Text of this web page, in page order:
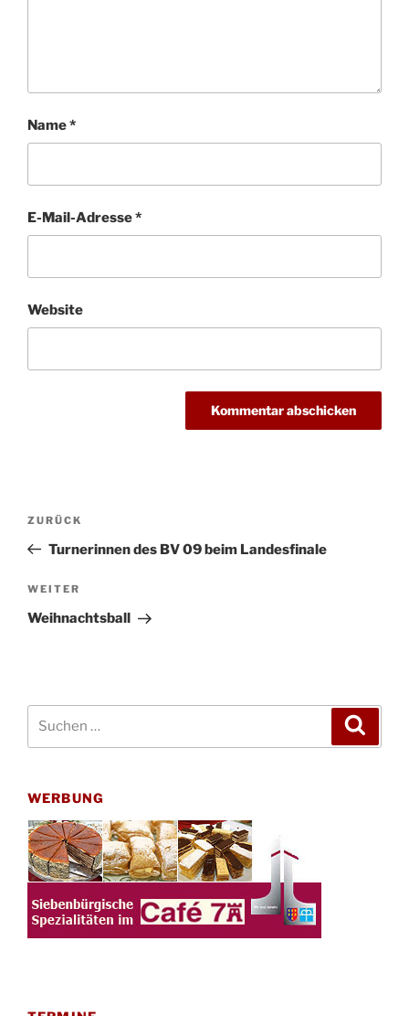
Name*
E-Mail-Adresse*
Website
Beitragsnavigation
Vorheriger
Beitrag
ZURÜCK
Turnerinnen des BV 09 beim Landesfinale
Nächster
Beitrag
WEITER
Weihnachtsball
WERBUNG